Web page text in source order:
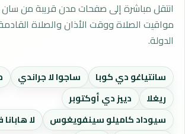
انتقل مباشرة إلى صفحات مدن قريبة من
مواقيت الصلاة ووقت الأذان والصلاة
الدولة.
سانتياغو دي كوبا ساجوا لا جراندي
ريغلا
دييز دي أوكتوبر
سيوداد كاميلو سينفويغوس
لا